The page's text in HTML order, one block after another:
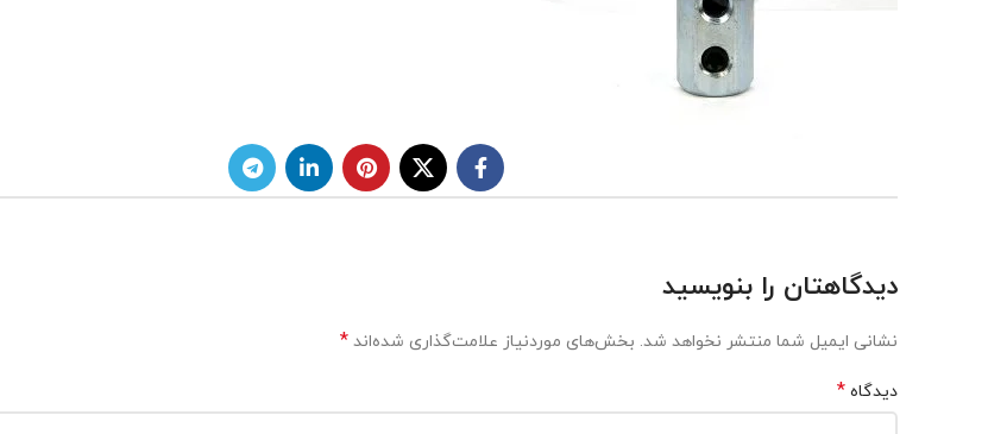
دیدگاهتان را بنویسید
نشانی ایمیل شما منتشر نخواهد شد. بخش‌های موردنیاز علامت‌گذاری شده‌اند *
دیدگاه *